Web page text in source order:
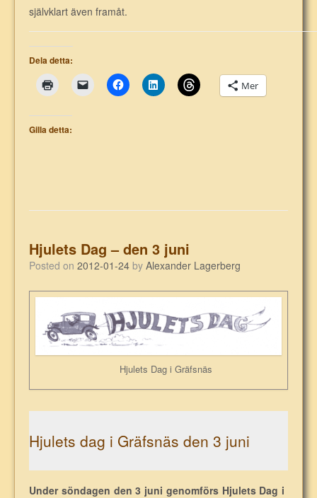
självklart även framåt.
Dela detta:
Mer
Gilla detta:
Hjulets Dag – den 3 juni
Posted on 2012-01-24 by Alexander Lagerberg
Hjulets Dag i Gräfsnäs
Hjulets dag i Gräfsnäs den 3 juni
Under söndagen den 3 juni genomförs Hjulets Dag i